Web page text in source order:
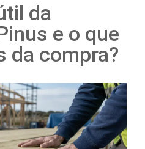
da
e o que
da compra?